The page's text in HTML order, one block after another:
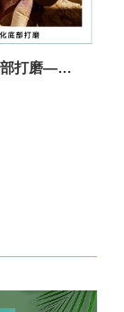
·标准化底部打磨——精工细作 减少跑码